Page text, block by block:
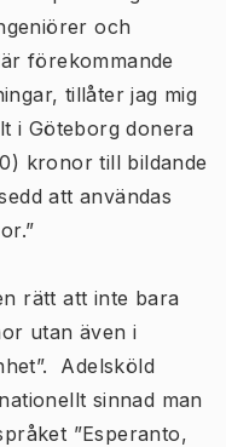
och
förekommande
tillåter jag mig
i Göteborg donera
kronor till bildande
att användas
rätt att inte bara
utan även i
Adelsköld
sinnad man
”Esperanto,